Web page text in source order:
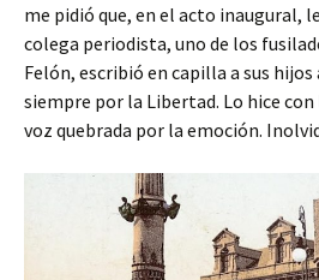
me pidió que, en el acto inaugural,
colega periodista, uno de los
Felón, escribió en capilla a sus
siempre por la Libertad. Lo hice
voz quebrada por la emoción.